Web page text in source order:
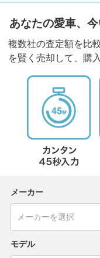
あなたの愛車、今
複数社の査定額を比
を賢く売却して、購
メーカー
モデル